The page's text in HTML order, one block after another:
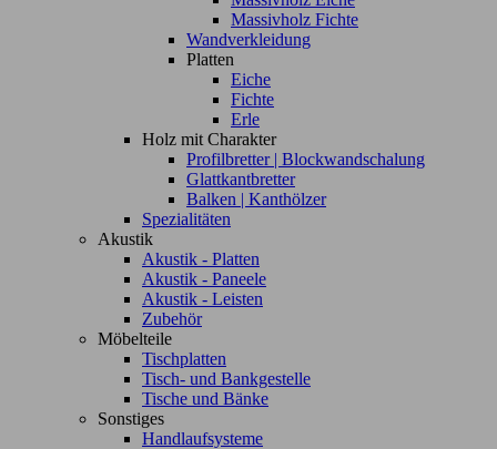
Massivholz Fichte
Wandverkleidung
Platten
Eiche
Fichte
Erle
Holz mit Charakter
Profilbretter | Blockwandschalung
Glattkantbretter
Balken | Kanthölzer
Spezialitäten
Akustik
Akustik - Platten
Akustik - Paneele
Akustik - Leisten
Zubehör
Möbelteile
Tischplatten
Tisch- und Bankgestelle
Tische und Bänke
Sonstiges
Handlaufsysteme